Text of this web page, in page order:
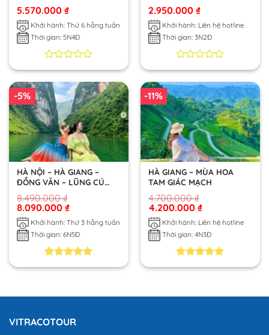
5.570.000₫
Khởi hành: Thứ 6 hằng tuần
Thời gian: 5N4Đ
0
5
dựa
trên
0
đánh
giá
2.950.000₫
Khởi hành: Liên hệ hotline
Thời gian: 3N2Đ
0
5
dựa
trên
0
đánh
giá
-5%
HÀ NỘI – HÀ GIANG –
ĐỒNG VĂN – LŨNG CÚ
SÔNG NHO QUẾ – THÁC
BẢN GIỐC – HỒ BA BỂ
6N5Đ
8.490.000₫
8.090.000₫
Khởi hành: Thứ 3 hằng tuần
Thời gian: 6N5Đ
5.00trên 5
1
-11%
HÀ GIANG – MÙA HOA
TAM GIÁC MẠCH
4.700.000₫
4.200.000₫
Khởi hành: Liên hệ hotline
Thời gian: 4N3Đ
5.00trên 5
2
VITRACOTOUR